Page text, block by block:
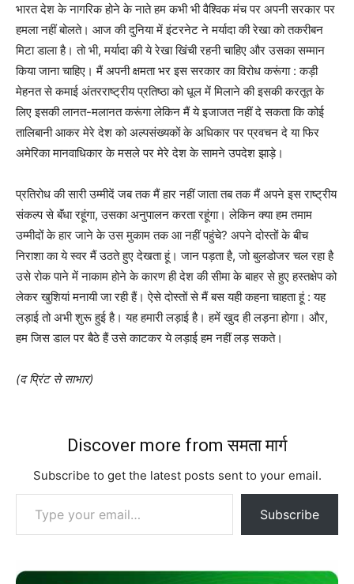
भारत देश के नागरिक होने के नाते हम कभी भी वैश्विक मंच पर अपनी सरकार पर
हमला नहीं बोलते। आज की दुनिया में इंटरनेट ने मर्यादा की रेखा को तकरीबन
मिटा डाला है। तो भी, मर्यादा की ये रेखा खिंची रहनी चाहिए और उसका सम्मान
किया जाना चाहिए। मैं अपनी क्षमता भर इस सरकार का विरोध करूंगा : कड़ी
मेहनत से कमाई अंतरराष्ट्रीय प्रतिष्ठा को धूल में मिलाने की इसकी करतूत के
लिए इसकी लानत-मलानत करूंगा लेकिन मैं ये इजाजत नहीं दे सकता कि कोई
तालिबानी आकर मेरे देश को अल्पसंख्यकों के अधिकार पर प्रवचन दे या फिर
अमेरिका मानवाधिकार के मसले पर मेरे देश के सामने उपदेश झाड़े।
प्रतिरोध की सारी उम्मीदें जब तक मैं हार नहीं जाता तब तक मैं अपने इस राष्ट्रीय
संकल्प से बॅंधा रहूंगा, उसका अनुपालन करता रहूंगा। लेकिन क्या हम तमाम
उम्मीदों के हार जाने के उस मुकाम तक आ नहीं पहुंचे? अपने दोस्तों के बीच
निराशा का ये स्वर मैं उठते हुए देखता हूं। जान पड़ता है, जो बुलडोजर चल रहा है
उसे रोक पाने में नाकाम होने के कारण ही देश की सीमा के बाहर से हुए हस्तक्षेप को
लेकर खुशियां मनायी जा रही हैं। ऐसे दोस्तों से मैं बस यही कहना चाहता हूं : यह
लड़ाई तो अभी शुरू हुई है। यह हमारी लड़ाई है। हमें खुद ही लड़ना होगा। और,
हम जिस डाल पर बैठे हैं उसे काटकर ये लड़ाई हम नहीं लड़ सकते।
(द प्रिंट से साभार)
Discover more from समता मार्ग
Subscribe to get the latest posts sent to your email.
Type your email…
Subscribe